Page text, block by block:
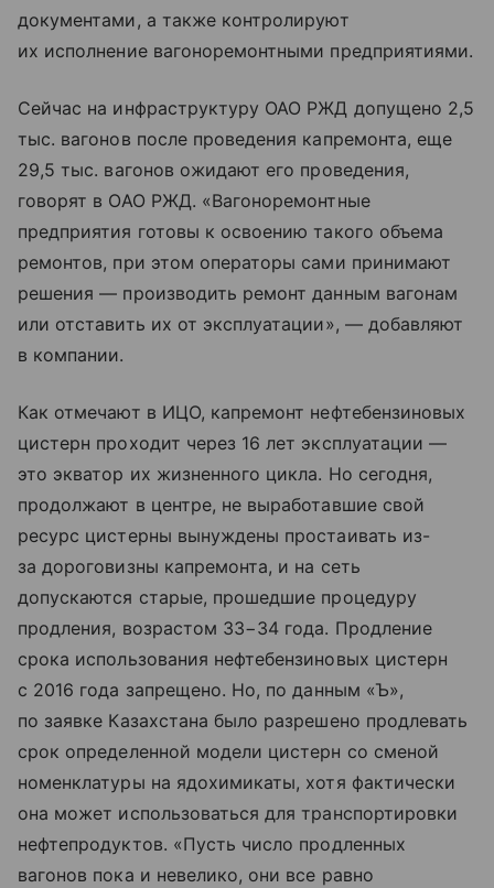
документами, а также контролируют
их исполнение вагоноремонтными предприятиями.
Сейчас на инфраструктуру ОАО РЖД допущено 2,5
тыс. вагонов после проведения капремонта, еще
29,5 тыс. вагонов ожидают его проведения,
говорят в ОАО РЖД. «Вагоноремонтные
предприятия готовы к освоению такого объема
ремонтов, при этом операторы сами принимают
решения — производить ремонт данным вагонам
или отставить их от эксплуатации», — добавляют
в компании.
Как отмечают в ИЦО, капремонт нефтебензиновых
цистерн проходит через 16 лет эксплуатации —
это экватор их жизненного цикла. Но сегодня,
продолжают в центре, не выработавшие свой
ресурс цистерны вынуждены простаивать из-
за дороговизны капремонта, и на сеть
допускаются старые, прошедшие процедуру
продления, возрастом 33−34 года. Продление
срока использования нефтебензиновых цистерн
с 2016 года запрещено. Но, по данным «Ъ»,
по заявке Казахстана было разрешено продлевать
срок определенной модели цистерн со сменой
номенклатуры на ядохимикаты, хотя фактически
она может использоваться для транспортировки
нефтепродуктов. «Пусть число продленных
вагонов пока и невелико, они все равно